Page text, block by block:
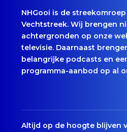
NHGooi is de
Vechtstreek. Wij brengen
achtergronden op onze
televisie. Daarnaast
belangrijke podcasts en
programma-aanbod op al
Altijd op de hoogte blijven